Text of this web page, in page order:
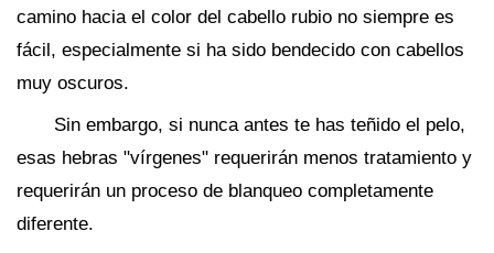
camino hacia el color del cabello rubio no siempre es
fácil, especialmente si ha sido bendecido con cabellos
muy oscuros.
Sin embargo, si nunca antes te has teñido el pelo,
esas hebras "vírgenes" requerirán menos tratamiento y
requerirán un proceso de blanqueo completamente
diferente.